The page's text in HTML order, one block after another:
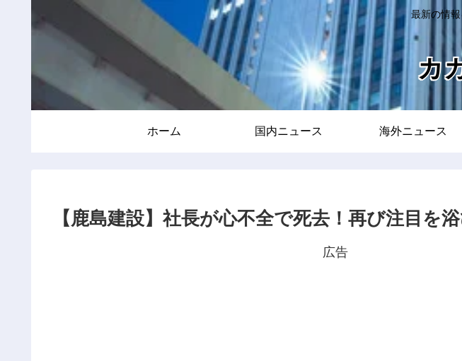
最新の情
カ
ホーム 国内ニュース 海外ニュース
【鹿島建設】社長が心不全で死去！再び注目を
広告